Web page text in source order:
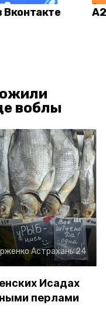
Вконтакте
воблы
Астрахань 24
Исадах
перлами